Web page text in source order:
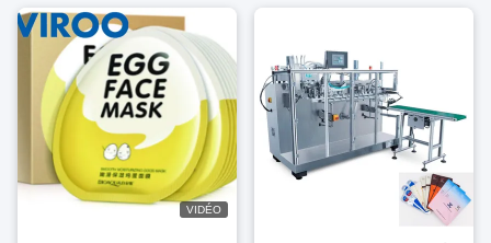
VIDÉO